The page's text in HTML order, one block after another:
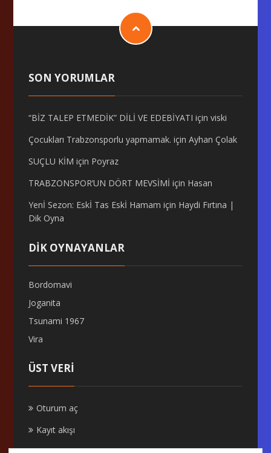
SON YORUMLAR
“BİZ TALEP ETMEDİK” DİLİ VE EDEBİYATI içinviski
Çocukları Trabzonsporlu yapmamak. içinAyhan Çolak
SUÇLU KİM için Poyraz
TRABZONSPOR’UN DÖRT MEVSİMİ için Hasan
Yenİ Sezon: Eskİ Tas Eskİ Hamam için Haydi Fırtına |
Dik Oyna
DİK OYNAYANLAR
Bordomavi
Joganita
Tsunami 1967
Vira
ÜST VERI
Oturum aç
Kayıt akışı